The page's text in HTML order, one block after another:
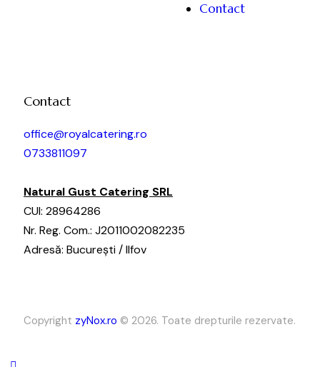
Contact
Contact
office@royalcatering.ro
0733811097
Natural Gust Catering SRL
CUI: 28964286
Nr. Reg. Com.: J2011002082235
Adresă: București / Ilfov
Copyright zyNox.ro © 2026. Toate drepturile rezervate.